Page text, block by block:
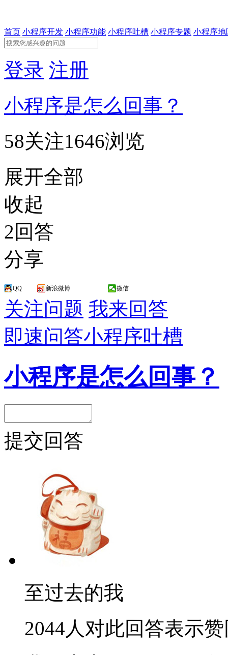
首页 小程序开发 小程序功能 小程序吐槽 小程序专题 小程序地
登录 注册
小程序是怎么回事？
58关注1646浏览
展开全部
收起
2回答
分享
QQ 新浪微博 微信
关注问题 我来回答
即速问答小程序吐槽
小程序是怎么回事？
提交回答
至过去的我
2044人对此回答表示